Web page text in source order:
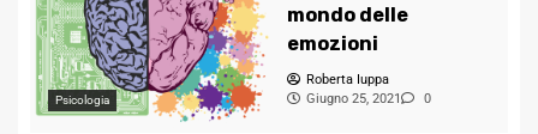
Psicologia
mondo delle
emozioni
Roberta Iuppa
Giugno 25, 2021
0